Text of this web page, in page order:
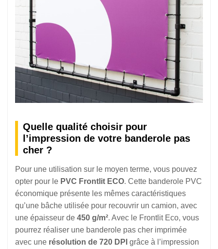
Quelle qualité choisir pour
l’impression de votre banderole pas
cher ?
Pour une utilisation sur le moyen terme, vous pouvez
opter pour le PVC Frontlit ECO. Cette banderole PVC
économique présente les mêmes caractéristiques
qu’une bâche utilisée pour recouvrir un camion, avec
une épaisseur de 450 g/m². Avec le Frontlit Eco, vous
pourrez réaliser une banderole pas cher imprimée
avec une résolution de 720 DPI grâce à l’impression